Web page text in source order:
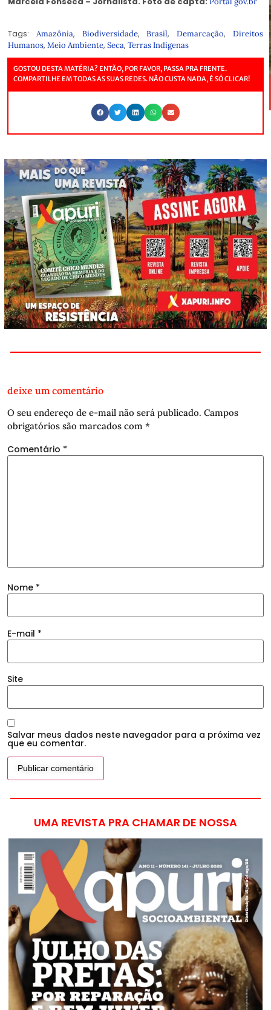
Tags: Amazônia, Biodiversidade,Brasil,Demarcação,Direitos
Humanos, Meio Ambiente, Seca, Terras Indígenas
GOSTOU DESTA MATÉRIA? ENTÃO, POR FAVOR, PASSA PRA FRENTE.
COMPARTILHE EM TODAS AS SUAS REDES. NÃO CUSTA NADA, É SÓ CLICAR!
deixe um comentário
O seu endereço de e-mail não será publicado. Campos
obrigatórios são marcados com *
Comentário *
Nome *
E-mail *
Site
Salvar meus dados neste navegador para a próxima vez
que eu comentar.
UMA REVISTA PRA CHAMAR DE NOSSA